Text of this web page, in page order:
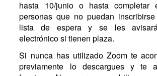
hasta 10/junio o hasta completar
personas que no puedan
lista de espera y se les
electrónico si tienen plaza.
Si nunca has utilizado Zoom te
previamente lo descargues y te